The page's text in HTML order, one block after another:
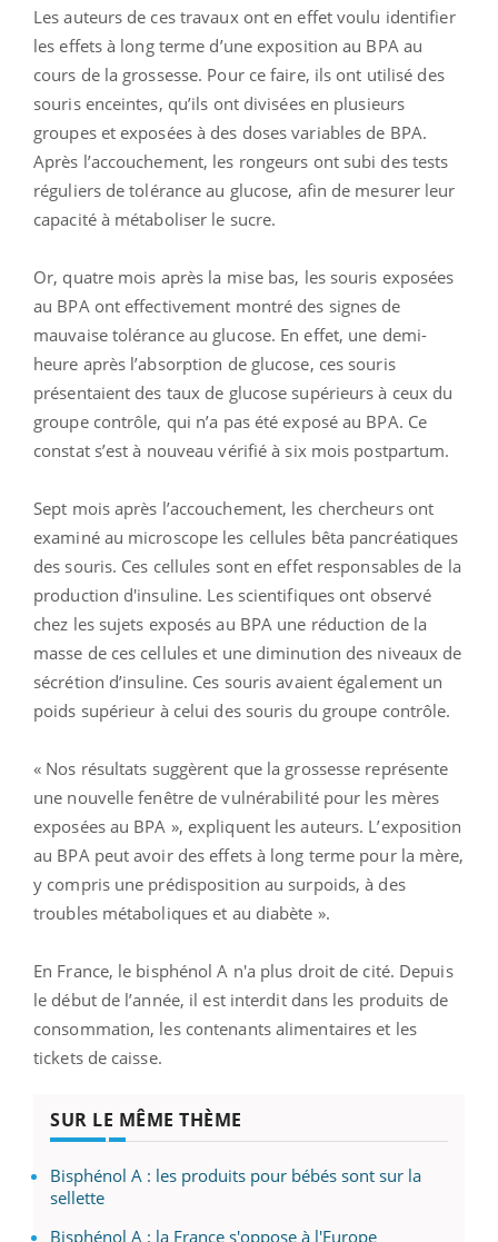
Les auteurs de ces travaux ont en effet voulu identifier
les effets à long terme d’une exposition au BPA au
cours de la grossesse. Pour ce faire, ils ont utilisé des
souris enceintes, qu’ils ont divisées en plusieurs
groupes et exposées à des doses variables de BPA.
Après l’accouchement, les rongeurs ont subi des tests
réguliers de tolérance au glucose, afin de mesurer leur
capacité à métaboliser le sucre.
Or, quatre mois après la mise bas, les souris exposées
au BPA ont effectivement montré des signes de
mauvaise tolérance au glucose. En effet, une demi-
heure après l’absorption de glucose, ces souris
présentaient des taux de glucose supérieurs à ceux du
groupe contrôle, qui n’a pas été exposé au BPA. Ce
constat s’est à nouveau vérifié à six mois postpartum.
Sept mois après l’accouchement, les chercheurs ont
examiné au microscope les cellules bêta pancréatiques
des souris. Ces cellules sont en effet responsables de la
production d'insuline. Les scientifiques ont observé
chez les sujets exposés au BPA une réduction de la
masse de ces cellules et une diminution des niveaux de
sécrétion d’insuline. Ces souris avaient également un
poids supérieur à celui des souris du groupe contrôle.
« Nos résultats suggèrent que la grossesse représente
une nouvelle fenêtre de vulnérabilité pour les mères
exposées au BPA », expliquent les auteurs. L’exposition
au BPA peut avoir des effets à long terme pour la mère,
y compris une prédisposition au surpoids, à des
troubles métaboliques et au diabète ».
En France, le bisphénol A n'a plus droit de cité. Depuis
le début de l’année, il est interdit dans les produits de
consommation, les contenants alimentaires et les
tickets de caisse.
SUR LE MÊME THÈME
Bisphénol A : les produits pour bébés sont sur la
sellette
Bisphénol A : la France s'oppose à l'Europe